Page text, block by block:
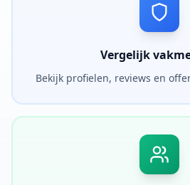
Vergelijk
Bekijk profielen, reviews en